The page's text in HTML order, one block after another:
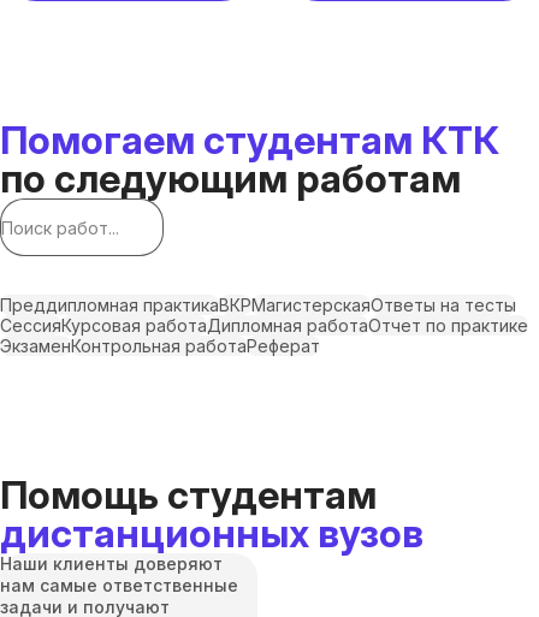
Помогаем студентам КТК
по следующим работам
Преддипломная практикаВКРМагистерскаяОтветы на тесты
СессияКурсовая работаДипломная работаОтчет по практике
ЭкзаменКонтрольная работаРеферат
Помощь студентам
дистанционных вузов
Наши клиенты доверяют
нам самые ответственные
задачи и получают